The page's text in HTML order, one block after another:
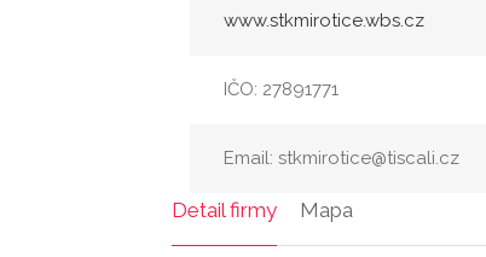
www.stkmirotice.wbs.cz
IČO: 27891771
Email: stkmirotice@tiscali.cz
Detail firmy Mapa